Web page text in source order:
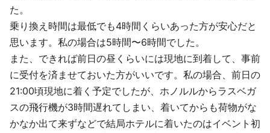
た。
乗り換え時間は最低でも4時間くらいあった方が安心だと
思います。私の場合は5時間〜6時間でした。
また、できれば前日の昼くらいには現地に到着して、事前
に受付を済ませておいた方がいいです。私の場合、前日の
21:00頃現地に着く予定でしたが、ホノルルからラスベガ
スの飛行機が3時間遅れてしまい、着いてからも荷物がな
かなか出て来ずなどで結局ホテルに着いたのはイベント初